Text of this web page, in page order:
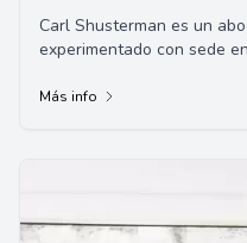
Carl Shusterman es un
experimentado con sede
Más info